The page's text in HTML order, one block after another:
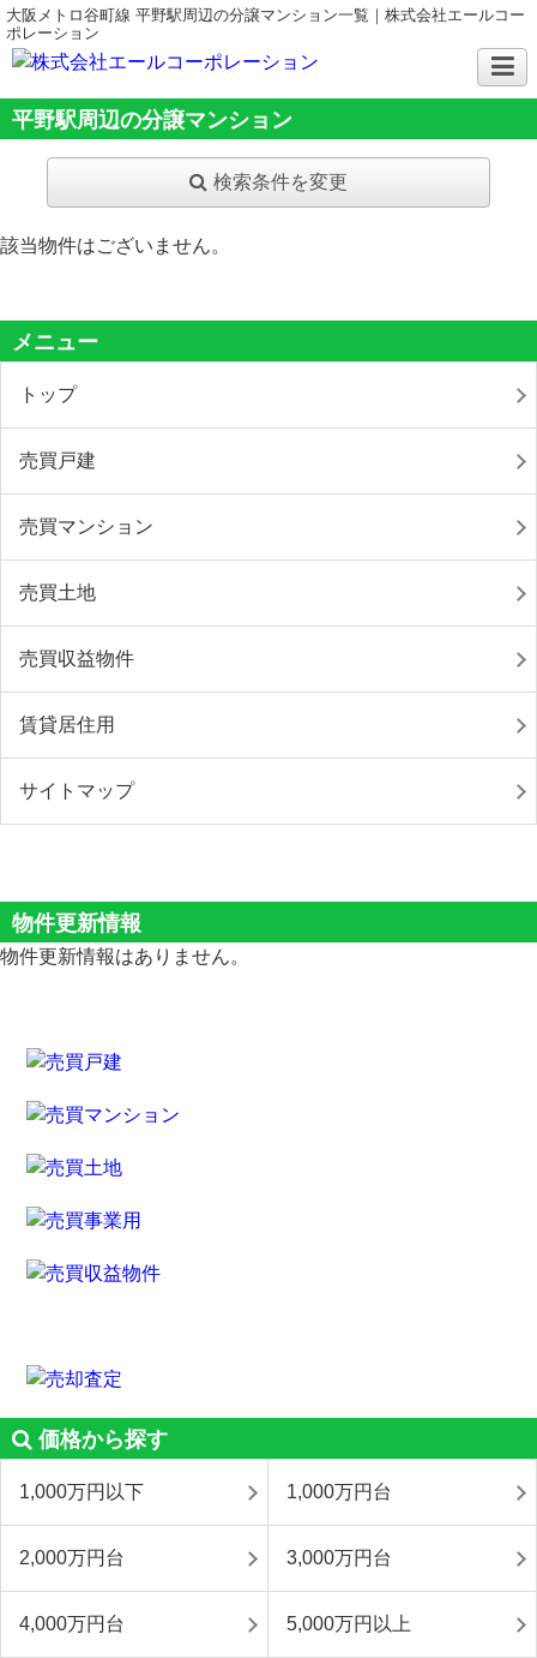
大阪メトロ谷町線 平野駅周辺の分譲マンション一覧｜株式会社エールコー
ポレーション
平野駅周辺の分譲マンション
検索条件を変更
該当物件はございません。
メニュー
トップ
売買戸建
売買マンション
売買土地
売買収益物件
賃貸居住用
サイトマップ
物件更新情報
物件更新情報はありません。
価格から探す
1,000万円以下 1,000万円台
2,000万円台 3,000万円台
4,000万円台 5,000万円以上